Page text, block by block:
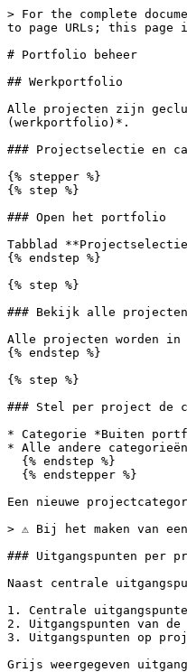
> For the complete
to page URLs; this
# Portfolio beheer
## Werkportfolio
Alle projecten zijn
(werkportfolio)*.
### Projectselectie en
{% stepper %}
{% step %}
### Open het portfolio
Tabblad
{% endstep %}
{% step %}
### Bekijk alle projecten
Alle projecten worden
{% endstep %}
{% step %}
### Stel per project de
* Categorie *Buiten
* Alle andere
Een nieuwe
> ⚠️ Bij het maken van
### Uitgangspunten per
Naast centrale
1. Centrale
2. Uitgangspunten van
3. Uitgangspunten op
Grijs weergegeven